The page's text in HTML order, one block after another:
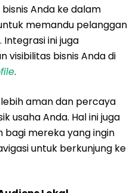
Anda ke dalam
memandu pelanggan
ini juga
visibilitas bisnis Anda di
.
aman dan percaya
usaha Anda. Hal ini juga
mereka yang ingin
untuk berkunjung ke